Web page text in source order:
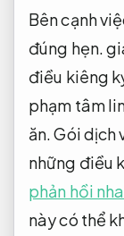
Bên cạnh
đúng hẹn.
điều kiêng
phạm tâm
ăn.Gói dịch
những điều
phản hồi
này có thể